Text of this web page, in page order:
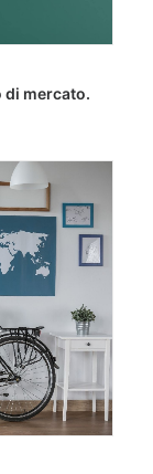
di mercato.